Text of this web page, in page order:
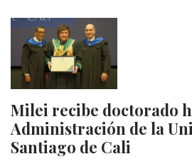
Milei recibe doctorado
Administración de la
Santiago de Cali